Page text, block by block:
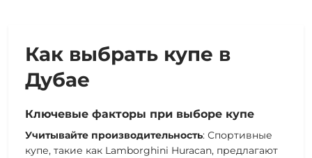
Как выбрать купе в
Дубае
Ключевые факторы при выборе купе
Учитывайте производительность: Спортивные
купе, такие как Lamborghini Huracan, предлагают